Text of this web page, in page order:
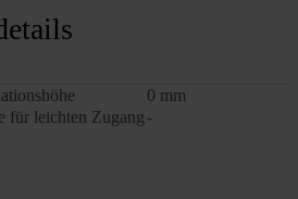
0 mm
für leichten Zugang -